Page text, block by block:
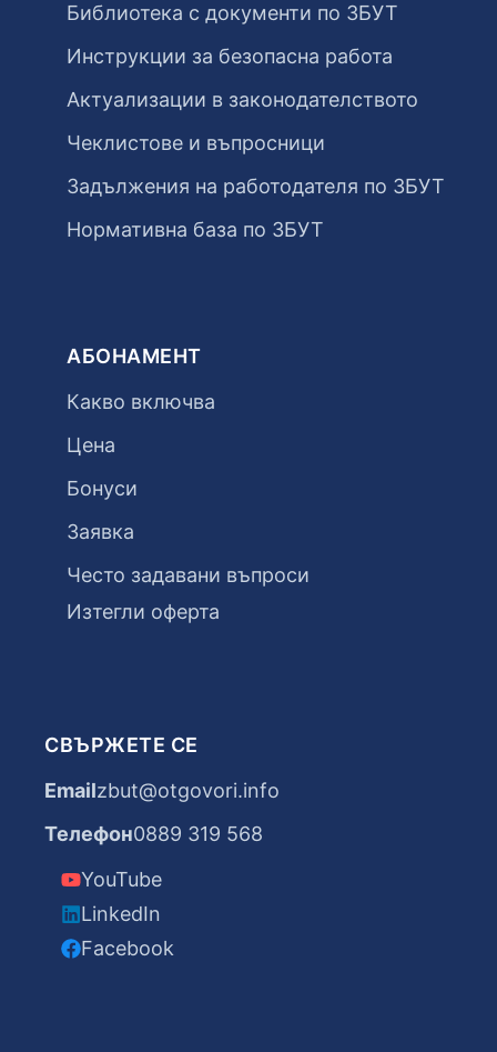
Библиотека с документи по ЗБУТ
Инструкции за безопасна работа
Актуализации в законодателството
Чеклистове и въпросници
Задължения на работодателя по ЗБУТ
Нормативна база по ЗБУТ
АБОНАМЕНТ
Какво включва
Цена
Бонуси
Заявка
Често задавани въпроси
Изтегли оферта
СВЪРЖЕТЕ СЕ
Emailzbut@otgovori.info
Телефон0889 319 568
YouTube
LinkedIn
Facebook